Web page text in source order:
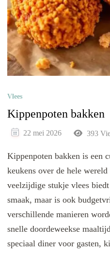
Vlees
Kippenpoten bakken
22 mei 2026 393
Kippenpoten bakken is een
keukens over de hele
veelzijdige stukje vlees
smaak, maar is ook
verschillende manieren
snelle doordeweekse
speciaal diner voor gasten,